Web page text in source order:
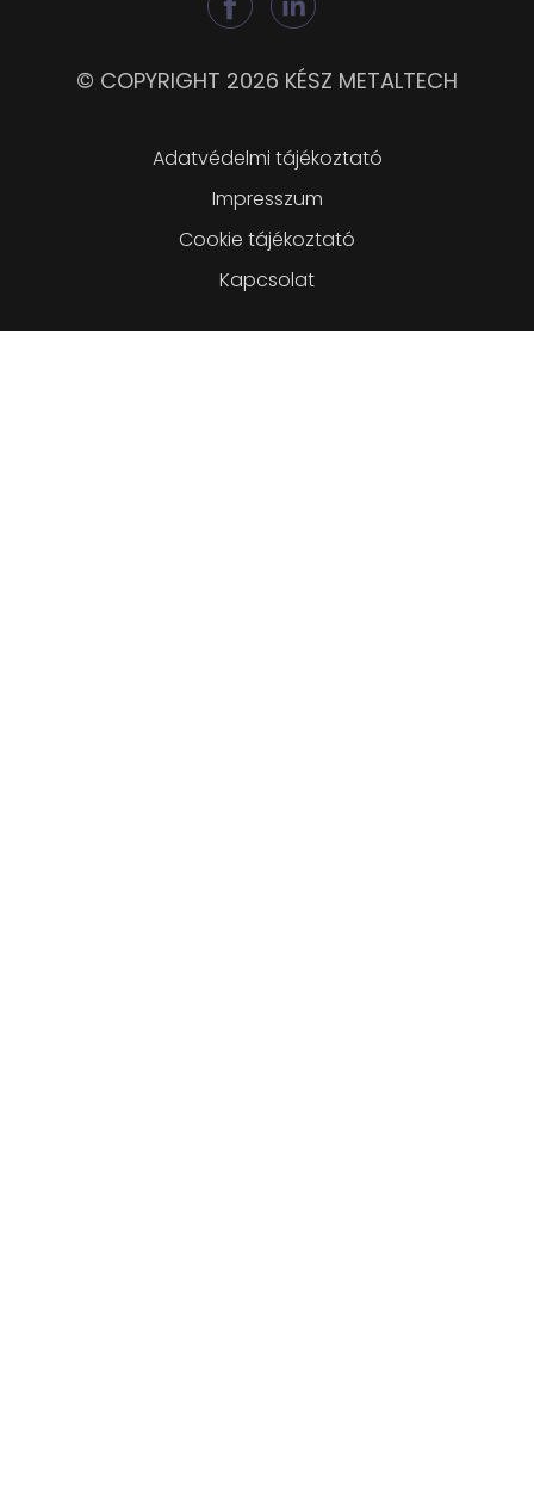
© COPYRIGHT 2026 KÉSZ METALTECH
Adatvédelmi tájékoztató
Impresszum
Cookie tájékoztató
Kapcsolat